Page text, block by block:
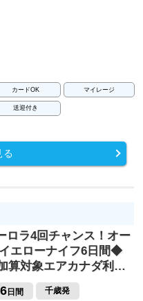
カードOK マイレージ
送迎付き
る
ロラ4回チャンス！オー
エローナイフ6日間◆
算対象エアカナダ利…
6日間 千歳発